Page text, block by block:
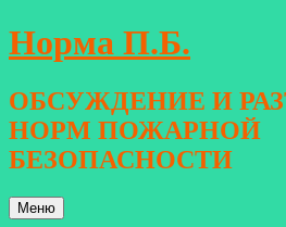
Перейти
к
Норма П.Б.
ОБСУЖДЕНИЕ И
НОРМ ПОЖАРНОЙ
БЕЗОПАСНОСТИ
Меню